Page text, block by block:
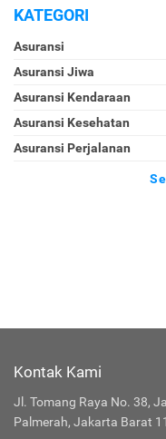
KATEGORI
Asuransi
Asuransi Jiwa
Asuransi Kendaraan
Asuransi Kesehatan
Asuransi Perjalanan
Kontak Kami
Jl. Tomang Raya No. 38,
Palmerah, Jakarta Barat